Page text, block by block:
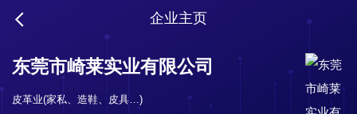
企业主页
东莞市崎莱实业有限公司
皮革业(家私、造鞋、皮具…)